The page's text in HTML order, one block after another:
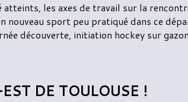
les axes de travail sur la
nouveau sport peu pratiqué dans ce
découverte, initiation hockey sur
DE TOULOUSE !